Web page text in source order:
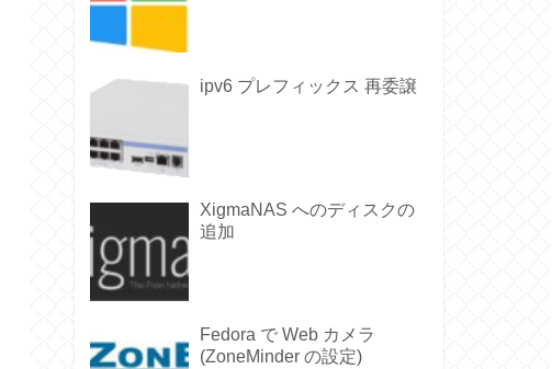
ipv6 プレフィックス 再委譲
XigmaNAS へのディスクの
追加
Fedora で Web カメラ
(ZoneMinder の設定)